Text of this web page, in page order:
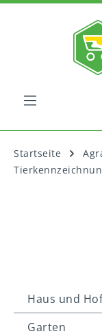
Startseite
Haus und Hof
Garten